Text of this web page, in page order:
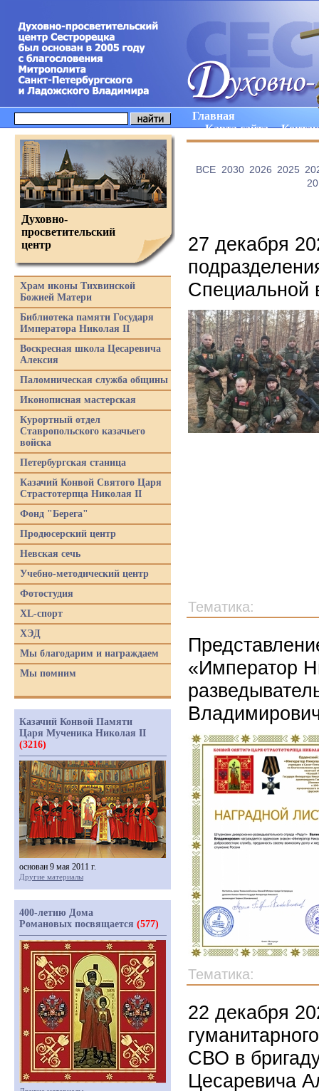
Главная
Карта сайта
ВCE 2030 2026 2025
27 декабря
Специальной
Тематика:
«Император
Тематика:
22 декабря
СВО в
Цесаревича
Духовно-
просветительский
центр
Храм иконы Тихвинской
Божией Матери
Библиотека памяти Государя
Императора Николая II
Воскресная школа Цесаревича
Алексия
Паломническая служба общины
Иконописная мастерская
Курортный отдел
Ставропольского казачьего
войска
Петербургская станица
Казачий Конвой Святого Царя
Страстотерпца Николая II
Фонд "Берега"
Продюсерский центр
Невская сечь
Учебно-методический центр
Фотостудия
XL-спорт
ХЭД
Мы благодарим и награждаем
Мы помним
Казачий Конвой Памяти
Царя Мученика Николая II
(3216)
основан 9 мая 2011 г.
Другие материалы
400-летию Дома
Романовых посвящается (577)